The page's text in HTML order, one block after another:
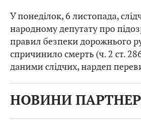
У понеділок, 6 листопада,
народному депутату про
правил безпеки дорожнього
спричинило смерть (ч. 2 ст.
даними слідчих, нардеп
НОВИНИ